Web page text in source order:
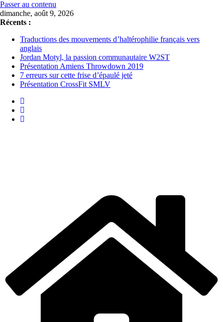
Passer au contenu
dimanche, août 9, 2026
Récents :
Traductions des mouvements d’haltérophilie français vers
anglais
Jordan Motyl, la passion communautaire W2ST
Présentation Amiens Throwdown 2019
7 erreurs sur cette frise d’épaulé jeté
Présentation CrossFit SMLV